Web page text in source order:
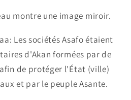
montre une image miroir.
Les sociétés Asafo étaient
d'Akan formées par de
de protéger l'État (ville)
et par le peuple Asante.